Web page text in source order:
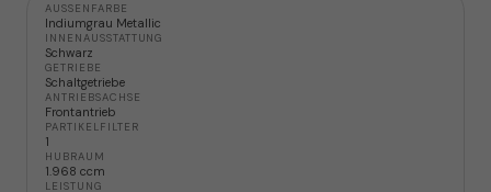
AUSSENFARBE
Indiumgrau Metallic
INNENAUSSTATTUNG
Schwarz
GETRIEBE
Schaltgetriebe
ANTRIEBSACHSE
Frontantrieb
PARTIKELFILTER
1
HUBRAUM
1.968 ccm
LEISTUNG